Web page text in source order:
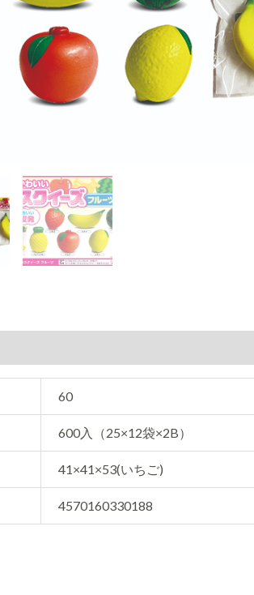
60
600入（25×12袋×2B）
41×41×53(いちご)
4570160330188